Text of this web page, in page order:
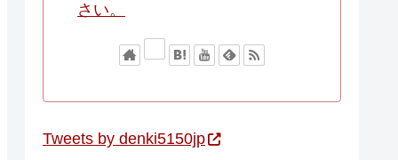
さい。
Tweets by denki5150jp